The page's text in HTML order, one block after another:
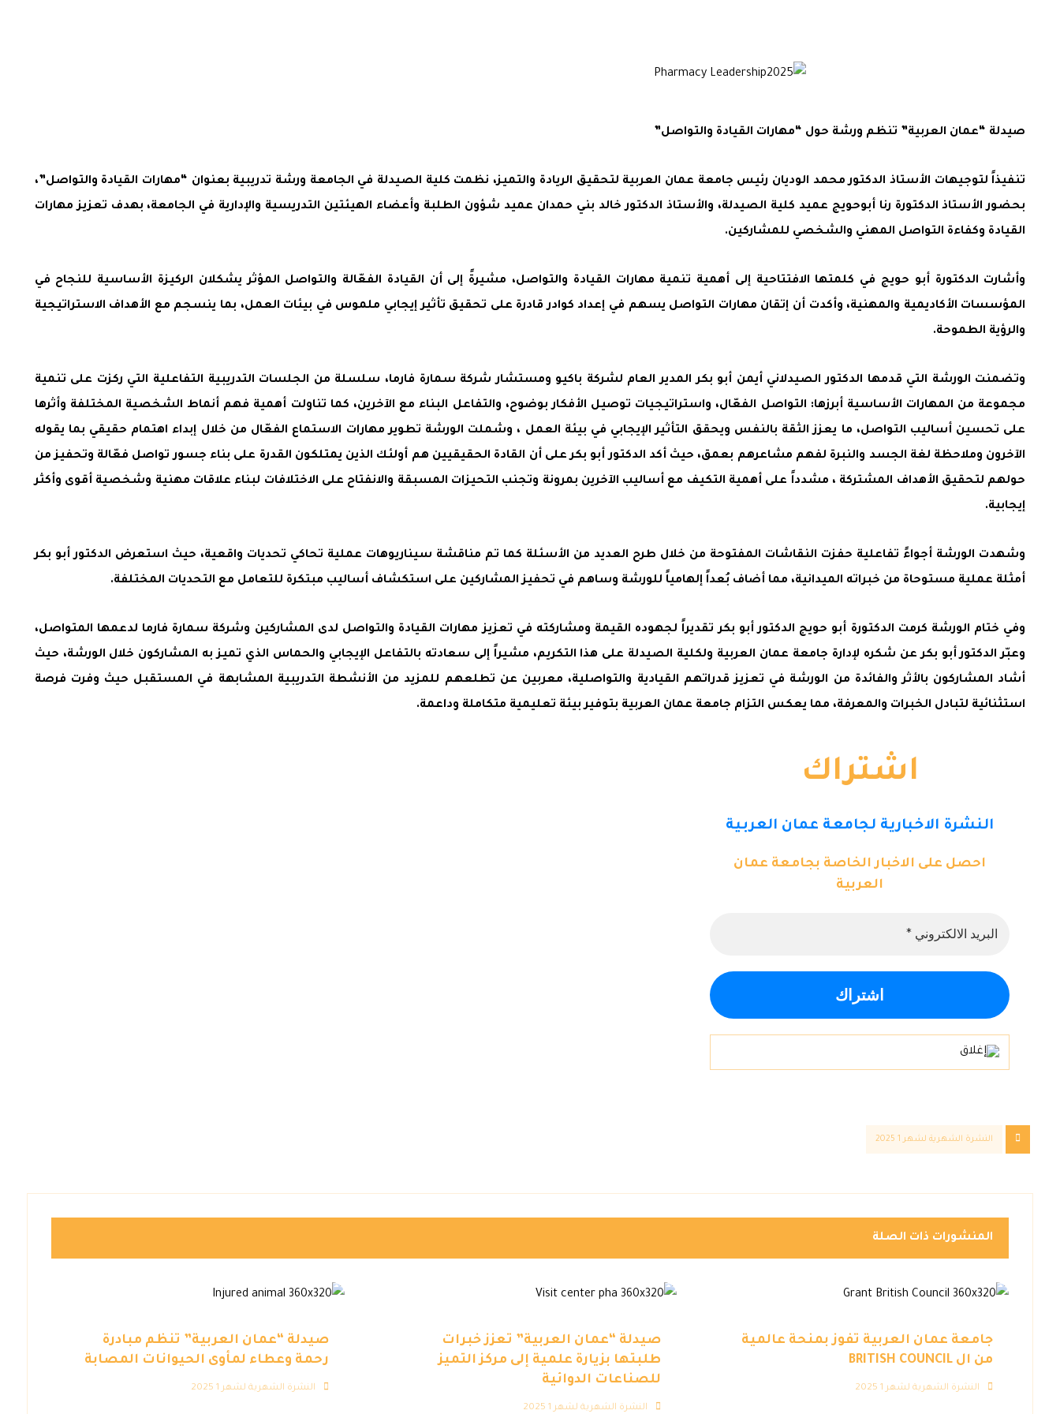
صيدلة “عمان العربية” تنظم ورشة حول “مهارات القيادة والتواصل”
تنفيذاً لتوجيهات الأستاذ الدكتور محمد الوديان رئيس جامعة عمان العربية لتحقيق الريادة والتميز، نظمت كلية الصيدلة في الجامعة ورشة تدريبية بعنوان “مهارات القيادة والتواصل”،
بحضور الأستاذ الدكتورة رنا أبوحويج عميد كلية الصيدلة، والأستاذ الدكتور خالد بني حمدان عميد شؤون الطلبة وأعضاء الهيئتين التدريسية والإدارية في الجامعة، بهدف تعزيز مهارات
القيادة وكفاءة التواصل المهني والشخصي للمشاركين.
وأشارت الدكتورة أبو حويج في كلمتها الافتتاحية إلى أهمية تنمية مهارات القيادة والتواصل، مشيرةً إلى أن القيادة الفعّالة والتواصل المؤثر يشكلان الركيزة الأساسية للنجاح في
المؤسسات الأكاديمية والمهنية، وأكدت أن إتقان مهارات التواصل يسهم في إعداد كوادر قادرة على تحقيق تأثير إيجابي ملموس في بيئات العمل، بما ينسجم مع الأهداف الاستراتيجية
والرؤية الطموحة.
وتضمنت الورشة التي قدمها الدكتور الصيدلاني أيمن أبو بكر المدير العام لشركة باكيو ومستشار شركة سمارة فارما، سلسلة من الجلسات التدريبية التفاعلية التي ركزت على تنمية
مجموعة من المهارات الأساسية أبرزها: التواصل الفعّال، واستراتيجيات توصيل الأفكار بوضوح، والتفاعل البناء مع الآخرين، كما تناولت أهمية فهم أنماط الشخصية المختلفة وأثرها
على تحسين أساليب التواصل، ما يعزز الثقة بالنفس ويحقق التأثير الإيجابي في بيئة العمل ، وشملت الورشة تطوير مهارات الاستماع الفعّال من خلال إبداء اهتمام حقيقي بما يقوله
الآخرون وملاحظة لغة الجسد والنبرة لفهم مشاعرهم بعمق، حيث أكد الدكتور أبو بكر على أن القادة الحقيقيين هم أولئك الذين يمتلكون القدرة على بناء جسور تواصل فعّالة وتحفيز من
حولهم لتحقيق الأهداف المشتركة ، مشدداً على أهمية التكيف مع أساليب الآخرين بمرونة وتجنب التحيزات المسبقة والانفتاح على الاختلافات لبناء علاقات مهنية وشخصية أقوى وأكثر
إيجابية.
وشهدت الورشة أجواءً تفاعلية حفزت النقاشات المفتوحة من خلال طرح العديد من الأسئلة كما تم مناقشة سيناريوهات عملية تحاكي تحديات واقعية، حيث استعرض الدكتور أبو بكر
أمثلة عملية مستوحاة من خبراته الميدانية، مما أضاف بُعداً إلهامياً للورشة وساهم في تحفيز المشاركين على استكشاف أساليب مبتكرة للتعامل مع التحديات المختلفة.
وفي ختام الورشة كرمت الدكتورة أبو حويج الدكتور أبو بكر تقديراً لجهوده القيمة ومشاركته في تعزيز مهارات القيادة والتواصل لدى المشاركين وشركة سمارة فارما لدعمها المتواصل،
وعبّر الدكتور أبو بكر عن شكره لإدارة جامعة عمان العربية ولكلية الصيدلة على هذا التكريم، مشيراً إلى سعادته بالتفاعل الإيجابي والحماس الذي تميز به المشاركون خلال الورشة، حيث
أشاد المشاركون بالأثر والفائدة من الورشة في تعزيز قدراتهم القيادية والتواصلية، معربين عن تطلعهم للمزيد من الأنشطة التدريبية المشابهة في المستقبل حيث وفرت فرصة
استثنائية لتبادل الخبرات والمعرفة، مما يعكس التزام جامعة عمان العربية بتوفير بيئة تعليمية متكاملة وداعمة.
اشتراك
النشرة الاخبارية لجامعة عمان العربية
احصل على الاخبار الخاصة بجامعة عمان
العربية
النشرة الشهرية لشهر 1 2025
المنشورات ذات الصلة
جامعة عمان العربية تفوز بمنحة عالمية
من ال BRITISH COUNCIL
النشرة الشهرية لشهر 1 2025
صيدلة “عمان العربية” تعزز خبرات
طلبتها بزيارة علمية إلى مركز التميز
للصناعات الدوائية
النشرة الشهرية لشهر 1 2025
صيدلة “عمان العربية” تنظم مبادرة
رحمة وعطاء لمأوى الحيوانات المصابة
النشرة الشهرية لشهر 1 2025